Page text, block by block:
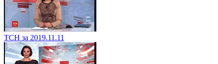
ТСН за 2019.11.14